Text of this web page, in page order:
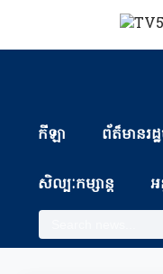
កីឡា ព័ត៏មានរដ្
សិល្បៈកម្សាន្ត អ